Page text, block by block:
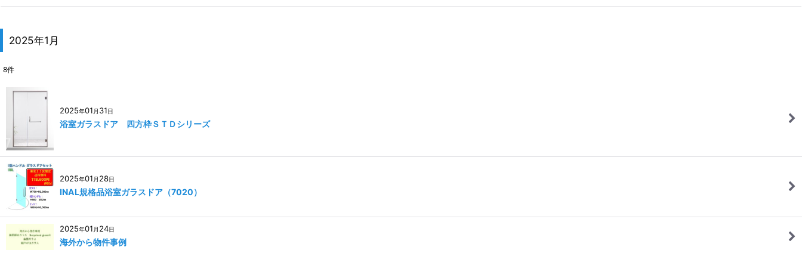
2025年1月
8件
2025年01 月 31日
浴室ガラスドア 四方枠ＳＴＤシリーズ
2025年01 月 28日
INAL規格品浴室ガラスドア（7020）
2025年01 月 24日
海外から物件事例